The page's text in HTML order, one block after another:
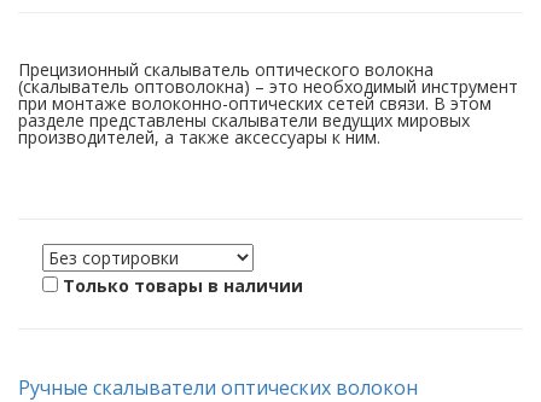
Прецизионный скалыватель оптического волокна
(скалыватель оптоволокна) – это необходимый инструмент
при монтаже волоконно-оптических сетей связи. В этом
разделе представлены скалыватели ведущих мировых
производителей, а также аксессуары к ним.
Только товары в наличии
Ручные скалыватели оптических волокон